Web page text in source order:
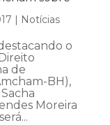
Notícias
o
de
BH),
Moreira